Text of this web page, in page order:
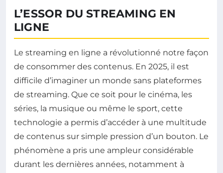
L’ESSOR DU STREAMING EN
LIGNE
Le streaming en ligne a révolutionné notre façon
de consommer des contenus. En 2025, il est
difficile d’imaginer un monde sans plateformes
de streaming. Que ce soit pour le cinéma, les
séries, la musique ou même le sport, cette
technologie a permis d’accéder à une multitude
de contenus sur simple pression d’un bouton. Le
phénomène a pris une ampleur considérable
durant les dernières années, notamment à